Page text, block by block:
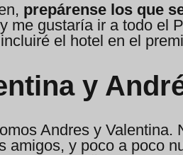
prepárense los que
me gustaría ir a todo el
el hotel en el
y
Andres y
amigos, y poco a poco